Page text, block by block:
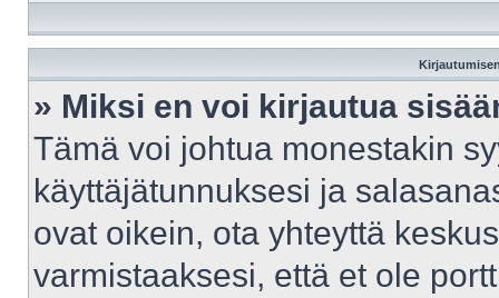
» Miksi en voi kirjautua
Tämä voi johtua monestakin
käyttäjätunnuksesi ja
ovat oikein, ota yhteyttä
varmistaaksesi, että et ole